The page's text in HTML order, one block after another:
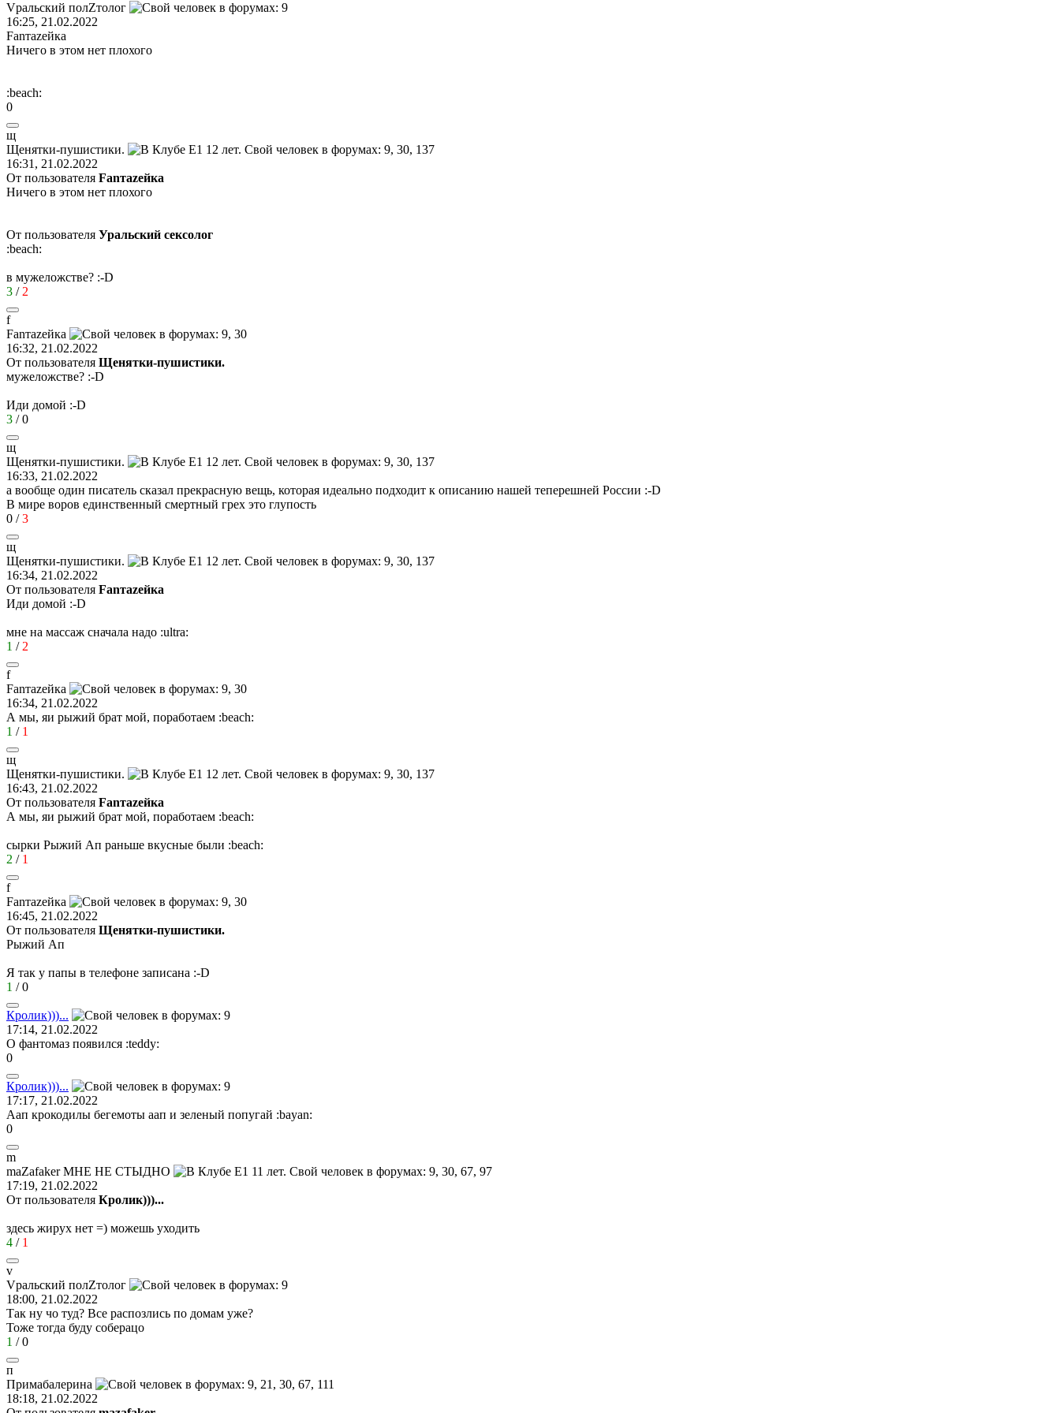
Vральский полZтолог
16:25, 21.02.2022
Fanтаzeйкa
Ничего в этом нет плохого
:beach:
0
щ
Щенятки-пушистики.
16:31, 21.02.2022
От пользователя Fanтаzeйкa
Ничего в этом нет плохого
От пользователя Уральский сексолог
:beach:
в мужеложстве? :-D
3 / 2
f
Fanтаzeйкa
16:32, 21.02.2022
От пользователя Щенятки-пушистики.
мужеложстве? :-D
Иди домой :-D
3 /0
щ
Щенятки-пушистики.
16:33, 21.02.2022
а вообще один писатель сказал прекрасную вещь, которая идеально подходит к описанию нашей теперешней России :-D
В мире воров единственный смертный грех это глупость
0 /3
щ
Щенятки-пушистики.
16:34, 21.02.2022
От пользователя Fanтаzeйкa
Иди домой :-D
мне на массаж сначала надо :ultra:
1 / 2
f
Fanтаzeйкa
16:34, 21.02.2022
А мы, яи рыжий брат мой, поработаем :beach:
1 / 1
щ
Щенятки-пушистики.
16:43, 21.02.2022
От пользователя Fanтаzeйкa
А мы, яи рыжий брат мой, поработаем :beach:
сырки Рыжий Ап раньше вкусные были :beach:
2 / 1
f
Fanтаzeйкa
16:45, 21.02.2022
От пользователя Щенятки-пушистики.
Рыжий Ап
Я так у папы в телефоне записана :-D
1 /0
Кролик)))...
17:14, 21.02.2022
О фантомаз появился :teddy:
0
Кролик)))...
17:17, 21.02.2022
Аап крокодилы бегемоты аап и зеленый попугай :bayan:
0
m
maZafakerМНЕ НЕ СТЫДНО
17:19, 21.02.2022
От пользователя Кролик)))...
здесь жирух нет =) можешь уходить
4 / 1
v
Vральский полZтолог
18:00, 21.02.2022
Так ну чо туд? Все распозлись по домам уже?
Тоже тогда буду соберацо
1 /0
п
Примaбaлерина
18:18, 21.02.2022